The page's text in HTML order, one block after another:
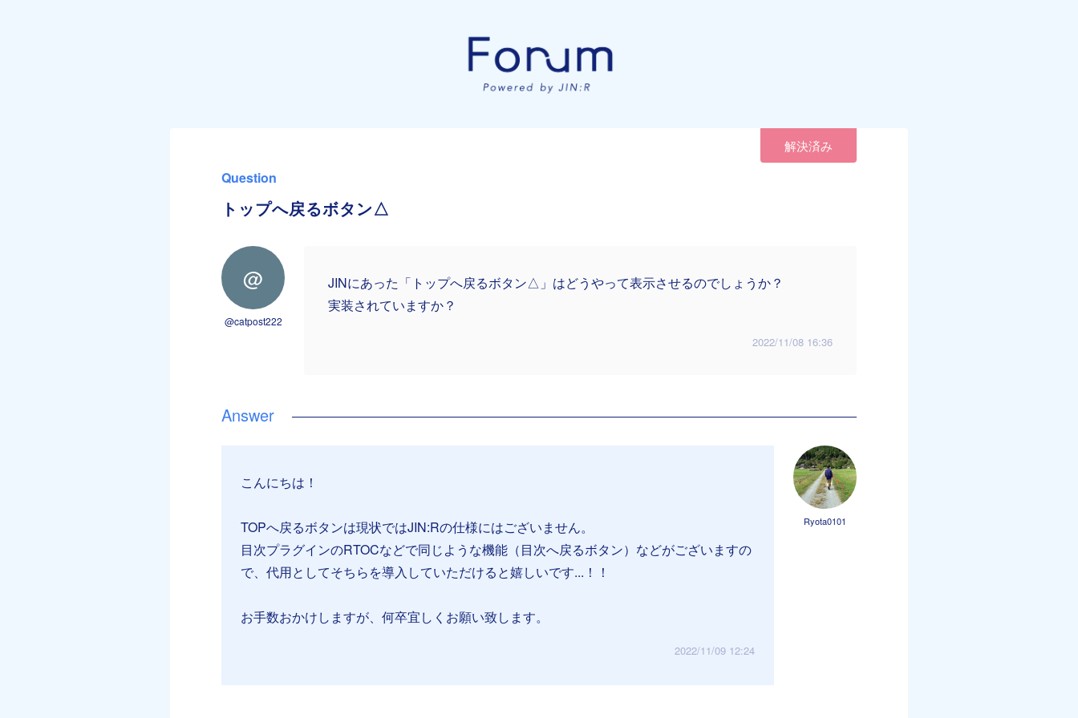
解決済み
Question
トップへ戻るボタン△
@
@catpost222
JINにあった「トップへ戻るボタン△」はどうやって表示させるのでしょうか？
実装されていますか？
2022/11/08 16:36
Ryota0101
こんにちは！
TOPへ戻るボタンは現状ではJIN:Rの仕様にはございません。
目次プラグインのRTOCなどで同じような機能（目次へ戻るボタン）などがございますの
で、代用としてそちらを導入していただけると嬉しいです...！！
お手数おかけしますが、何卒宜しくお願い致します。
2022/11/09 12:24